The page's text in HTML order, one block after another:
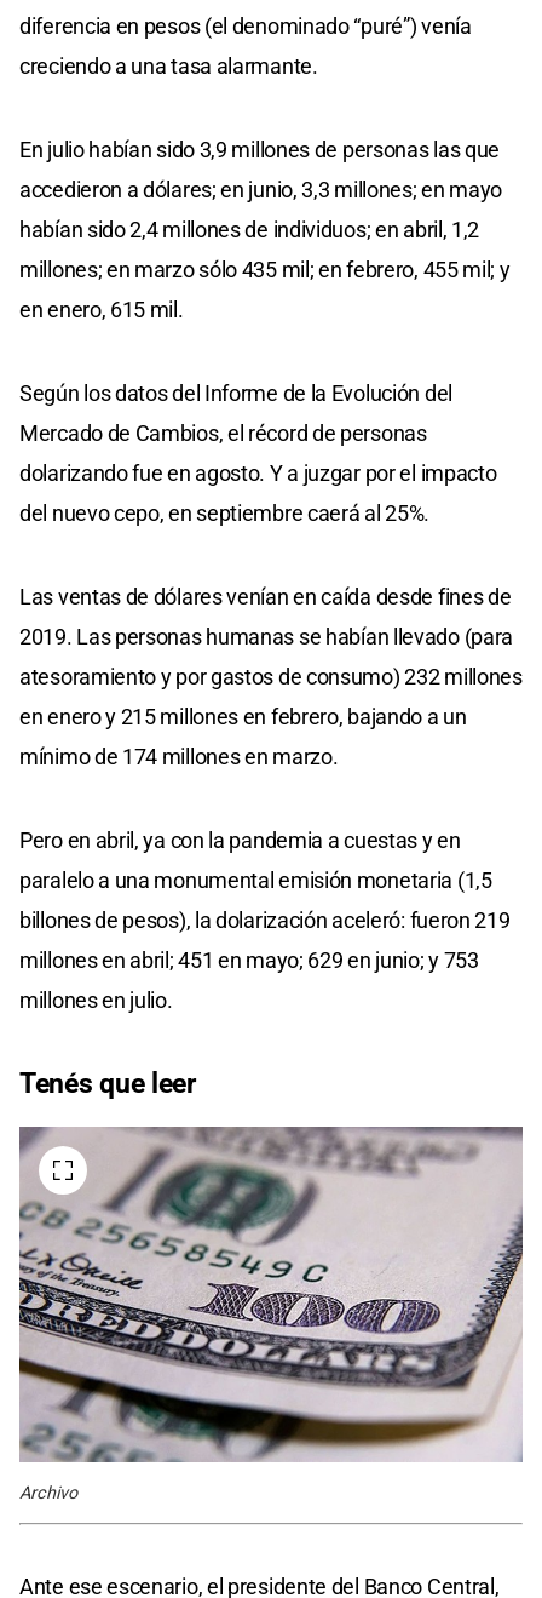
diferencia en pesos (el denominado “puré”) venía
creciendo a una tasa alarmante.
En julio habían sido 3,9 millones de personas las que
accedieron a dólares; en junio, 3,3 millones; en mayo
habían sido 2,4 millones de individuos; en abril, 1,2
millones; en marzo sólo 435 mil; en febrero, 455 mil; y
en enero, 615 mil.
Según los datos del Informe de la Evolución del
Mercado de Cambios, el récord de personas
dolarizando fue en agosto. Y a juzgar por el impacto
del nuevo cepo, en septiembre caerá al 25%.
Las ventas de dólares venían en caída desde fines de
2019. Las personas humanas se habían llevado (para
atesoramiento y por gastos de consumo) 232 millones
en enero y 215 millones en febrero, bajando a un
mínimo de 174 millones en marzo.
Pero en abril, ya con la pandemia a cuestas y en
paralelo a una monumental emisión monetaria (1,5
billones de pesos), la dolarización aceleró: fueron 219
millones en abril; 451 en mayo; 629 en junio; y 753
millones en julio.
Tenés que leer
Archivo
Ante ese escenario, el presidente del Banco Central,